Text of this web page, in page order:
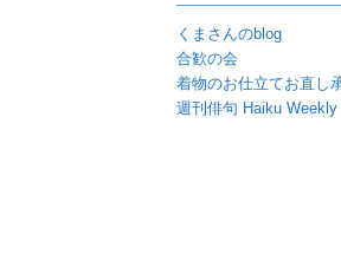
くまさんのblog
合歓の会
着物のお仕立てお直し
週刊俳句 Haiku Weekly